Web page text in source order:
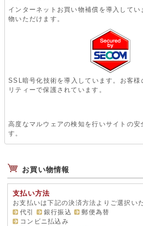
インターネットお買い物補償を導入して
物いただけます。
SSL暗号化技術を導入しています。お客様
リティーで保護されています。
高度なマルウェアの検知を行いサイトの安
す。
お買い物情報
支払い方法
お支払いは下記の決済方法よりご選択い
代引
銀行振込
郵便為替
コンビニ払込み